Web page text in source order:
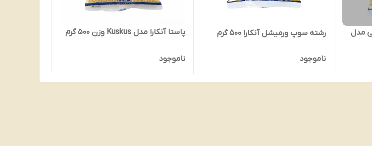
مدل
رشته سوپ ورمیشل آنکارا 500 گرم
ناموجود
پاستا آنکارا مدل Kuskus وزن 500 گرم
ناموجود